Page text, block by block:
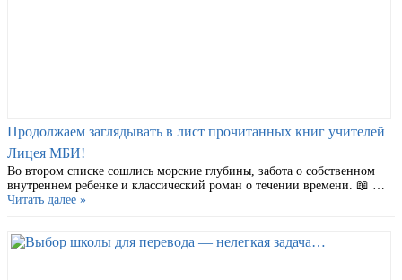
Продолжаем заглядывать в лист прочитанных книг учителей
Лицея МБИ!
Во втором списке сошлись морские глубины, забота о собственном
внутреннем ребенке и классический роман о течении времени. 📖 …
Читать далее »